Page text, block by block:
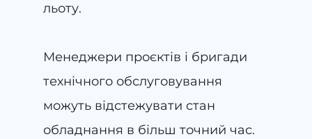
льоту.
Менеджери проєктів і бригади
технічного обслуговування
можуть відстежувати стан
обладнання в більш точний час.